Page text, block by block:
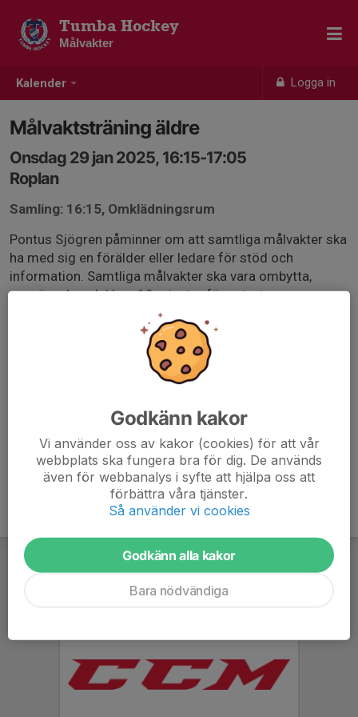
Kalender Logga in
Tumba Hockey
Målvakter
Målvaktsträning äldre
Onsdag 29 jan 2025, 16:15-17:05
Roplan
Samling: 16:15, Omklädningsrum
Pontus Sjögren påminner om att samtliga målvakter ska
ha med sig en förälder eller ledare för stöd och
information. Samtliga målvakter ska vara ombytta,
uppvärmda och klara 10 minuter före starten av
ispasset. Kallelse går ut via lagen. Påminn gärna ledarna
Uppdatering 19 augusti: Inga skyttar behövs 21 eller 28
Godkänn kakor
Vi använder oss av kakor (cookies) för att vår
webbplats ska fungera bra för dig. De används
även för webbanalys i syfte att hjälpa oss att
förbättra våra tjänster.
Så använder vi cookies
Godkänn alla kakor
Bara nödvändiga